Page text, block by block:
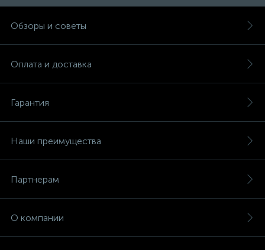
Обзоры и советы
Оплата и доставка
Гарантия
Наши преимущества
Партнерам
О компании